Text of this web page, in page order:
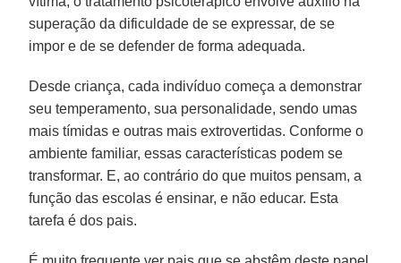
superação da dificuldade de se expressar, de se
impor e de se defender de forma adequada.
Desde criança, cada indivíduo começa a demonstrar
seu temperamento, sua personalidade, sendo umas
mais tímidas e outras mais extrovertidas. Conforme o
ambiente familiar, essas características podem se
transformar. E, ao contrário do que muitos pensam, a
função das escolas é ensinar, e não educar. Esta
tarefa é dos pais.